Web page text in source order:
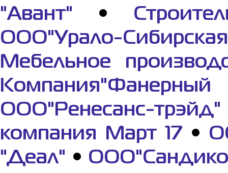
"Авант" •
ООО"Урало-
Мебельное
ООО"Ренесанс-трэйд"
компания Март 17 •
"Деал" •